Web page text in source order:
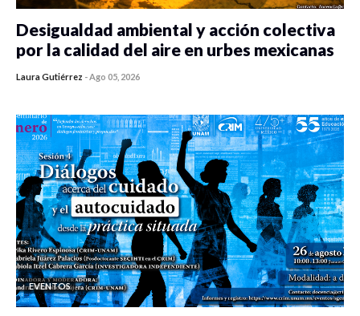
Desigualdad ambiental y acción colectiva
por la calidad del aire en urbes mexicanas
Laura Gutiérrez -Ago 05, 2026
EVENTOS